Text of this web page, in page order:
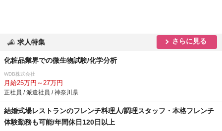
求人特集 さらに見る
化粧品業界での微生物試験/化学分析
WDB株式会社
月給25万円～27万円
正社員 / 派遣社員 / 神奈川県
結婚式場レストランのフレンチ料理人/調理スタッフ・本格フレンチ
体験勤務も可能/年間休日120日以上